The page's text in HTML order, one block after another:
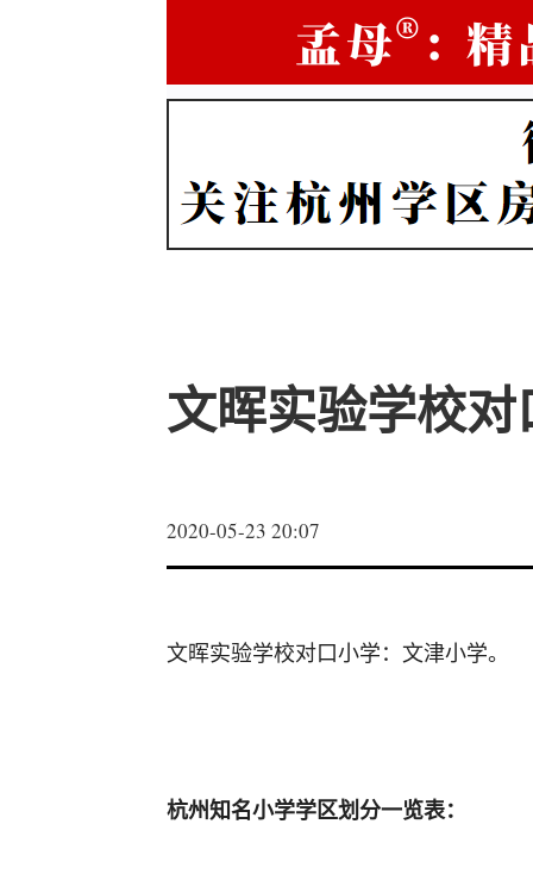
文晖实验学校对
2020-05-23 20:07
文晖实验学校对口小学：文津小学。
杭州知名小学学区划分一览表：